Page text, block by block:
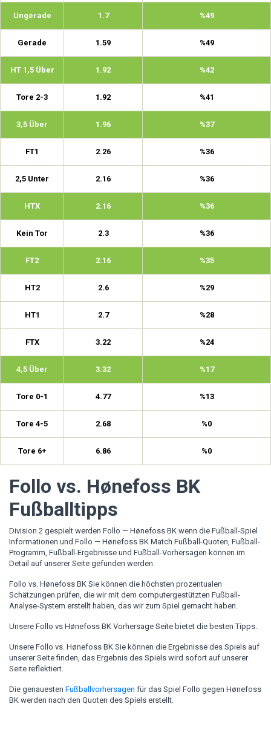
Ungerade 1.7 %49
Gerade 1.59 %49
HT 1,5 Über 1.92 %42
Tore 2-3 1.92 %41
3,5 Über 1.96 %37
FT1 2.26 %36
2,5 Unter 2.16 %36
HTX 2.16 %36
Kein Tor 2.3 %36
FT2 2.16 %35
HT2 2.6 %29
HT1 2.7 %28
FTX 3.22 %24
4,5 Über 3.32 %17
Tore 0-1 4.77 %13
Tore 4-5 2.68 %0
Tore 6+ 6.86 %0
Follo vs. Hønefoss BK
Fußballtipps
Division 2 gespielt werden Follo — Hønefoss BK wenn die Fußball-Spiel
Informationen und Follo — Hønefoss BK Match Fußball-Quoten, Fußball-
Programm, Fußball-Ergebnisse und Fußball-Vorhersagen können im
Detail auf unserer Seite gefunden werden.
Follo vs. Hønefoss BK Sie können die höchsten prozentualen
Schätzungen prüfen, die wir mit dem computergestützten Fußball-
Analyse-System erstellt haben, das wir zum Spiel gemacht haben.
Unsere Follo vs Hønefoss BK Vorhersage Seite bietet die besten Tipps.
Unsere Follo vs. Hønefoss BK Sie können die Ergebnisse des Spiels auf
unserer Seite finden, das Ergebnis des Spiels wird sofort auf unserer
Seite reflektiert.
Die genauesten Fußballvorhersagen für das Spiel Follo gegen Hønefoss
BK werden nach den Quoten des Spiels erstellt.